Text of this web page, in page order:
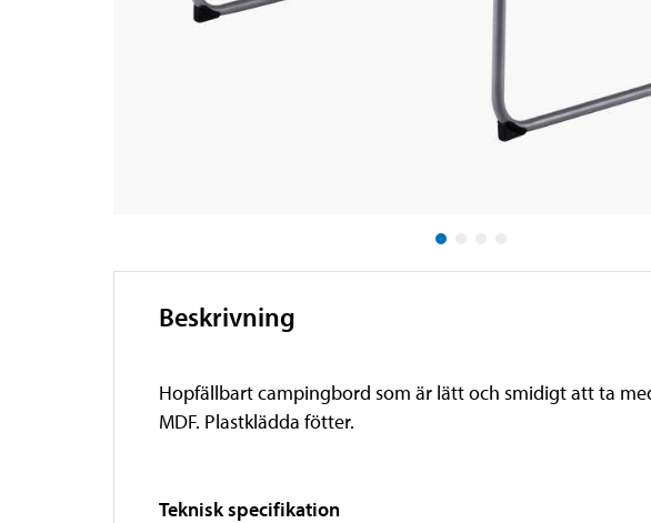
Beskrivning
Hopfällbart campingbord som är lätt och smidigt att ta
MDF. Plastklädda fötter.
Teknisk specifikation